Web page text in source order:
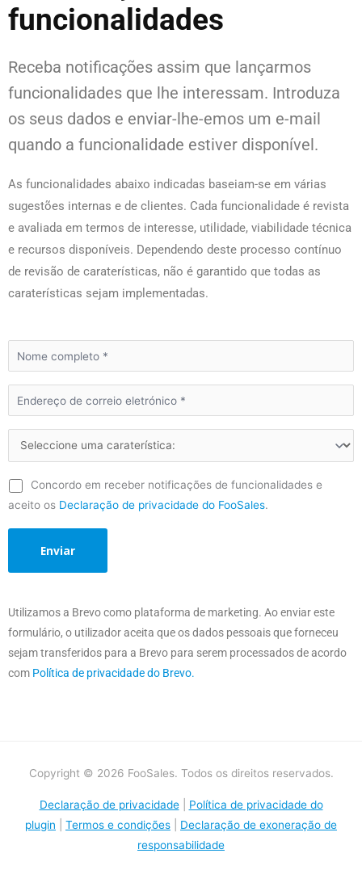
funcionalidades
Receba notificações assim que lançarmos
funcionalidades que lhe interessam. Introduza
os seus dados e enviar-lhe-emos um e-mail
quando a funcionalidade estiver disponível.
As funcionalidades abaixo indicadas baseiam-se em várias
sugestões internas e de clientes. Cada funcionalidade é revista
e avaliada em termos de interesse, utilidade, viabilidade técnica
e recursos disponíveis. Dependendo deste processo contínuo
de revisão de caraterísticas, não é garantido que todas as
caraterísticas sejam implementadas.
Concordo em receber notificações de funcionalidades e
aceito os Declaração de privacidade do FooSales.
Utilizamos a Brevo como plataforma de marketing. Ao enviar este
formulário, o utilizador aceita que os dados pessoais que forneceu
sejam transferidos para a Brevo para serem processados de acordo
com Política de privacidade do Brevo.
Copyright © 2026 FooSales. Todos os direitos reservados.
Declaração de privacidade| Política de privacidade do
plugin
Termos e condições
Declaração de exoneração de
responsabilidade